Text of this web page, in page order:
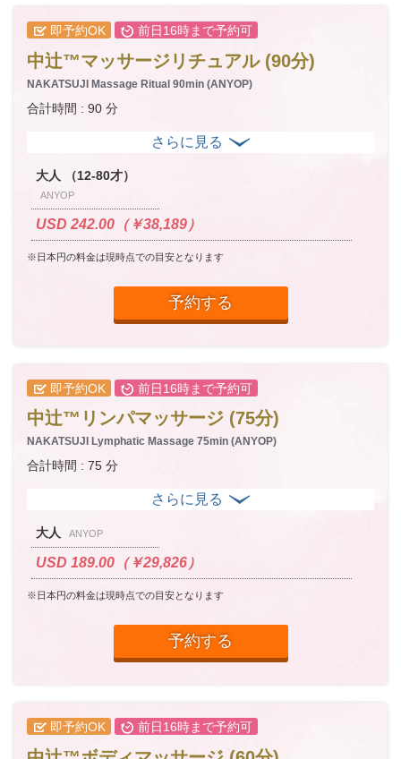
即予約OK 前日16時まで予約可
中辻™マッサージリチュアル (90分)
NAKATSUJI Massage Ritual 90min (ANYOP)
合計時間 : 90 分
大人 （12-80才）
ANYOP
USD 242.00（￥38,189）
※日本円の料金は現時点での目安となります
予約する
即予約OK 前日16時まで予約可
中辻™リンパマッサージ (75分)
NAKATSUJI Lymphatic Massage 75min (ANYOP)
合計時間 : 75 分
大人 ANYOP
USD 189.00（￥29,826）
※日本円の料金は現時点での目安となります
予約する
即予約OK 前日16時まで予約可